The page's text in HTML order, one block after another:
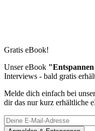
Gratis eBook!
Unser eBook
Interviews - bald gratis
Melde dich einfach bei
dir das nur kurz erhältliche